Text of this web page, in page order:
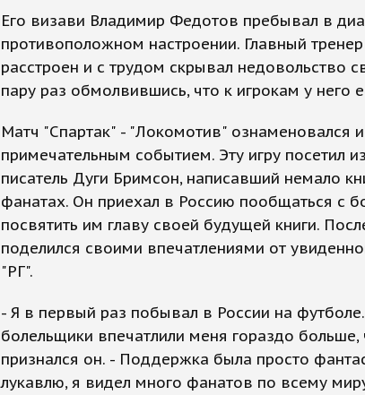
Его визави Владимир Федотов пребывал в
противоположном настроении. Главный
расстроен и с трудом скрывал недовольство
пару раз обмолвившись, что к игрокам у него
Матч "Спартак" - "Локомотив" ознаменовался
примечательным событием. Эту игру посетил
писатель Дуги Бримсон, написавший немало
фанатах. Он приехал в Россию пообщаться с
посвятить им главу своей будущей книги.
поделился своими впечатлениями от
"РГ".
- Я в первый раз побывал в России на
болельщики впечатлили меня гораздо больше,
признался он. - Поддержка была просто
лукавлю, я видел много фанатов по всему